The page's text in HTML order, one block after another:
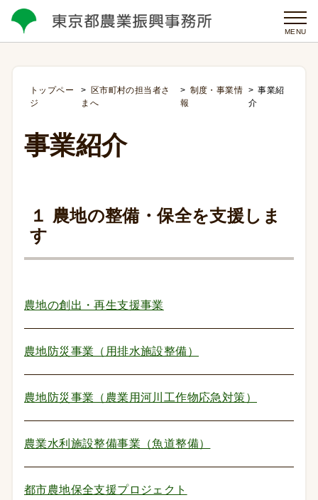
MENU
トップペー
ジ
区市町村の担当者さ
まへ
制度・事業情
報
事業紹
介
事業紹介
１ 農地の整備・保全を支援しま
す
農地の創出・再生支援事業
農地防災事業（用排水施設整備）
農地防災事業（農業用河川工作物応急対策）
農業水利施設整備事業（魚道整備）
都市農地保全支援プロジェクト